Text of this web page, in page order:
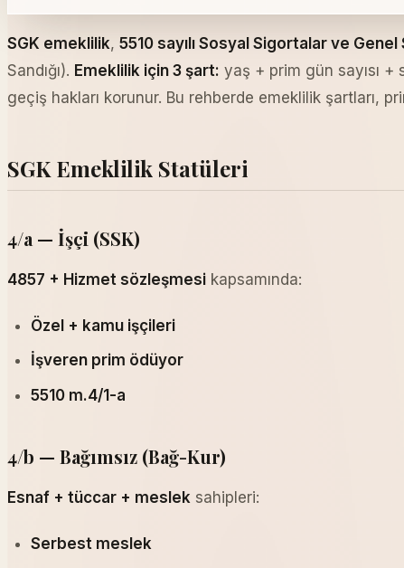
SGK emeklilik, 5510 sayılı Sosyal Sigortalar ve Genel
Sandığı). Emeklilik için 3 şart: yaş + prim gün sayısı +
geçiş hakları korunur. Bu rehberde emeklilik şartları,
SGK Emeklilik Statüleri
4/a — İşçi (SSK)
4857 + Hizmet sözleşmesi kapsamında:
Özel + kamu işçileri
İşveren prim ödüyor
5510 m.4/1-a
4/b — Bağımsız (Bağ-Kur)
Esnaf + tüccar + meslek sahipleri:
Serbest meslek